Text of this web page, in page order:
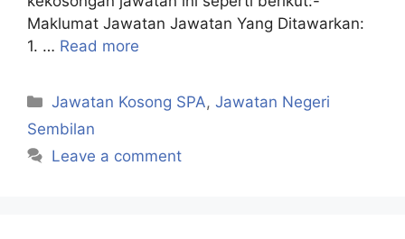
Maklumat Jawatan Jawatan Yang Ditawarkan:
1. … Read more
Categories
Jawatan Kosong SPA,Jawatan Negeri
Sembilan
Leave a comment